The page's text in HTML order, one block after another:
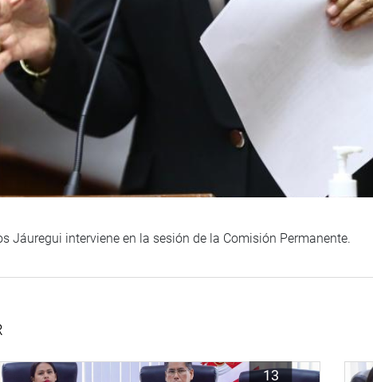
Jáuregui interviene en la sesión de la Comisión Permanente.
13